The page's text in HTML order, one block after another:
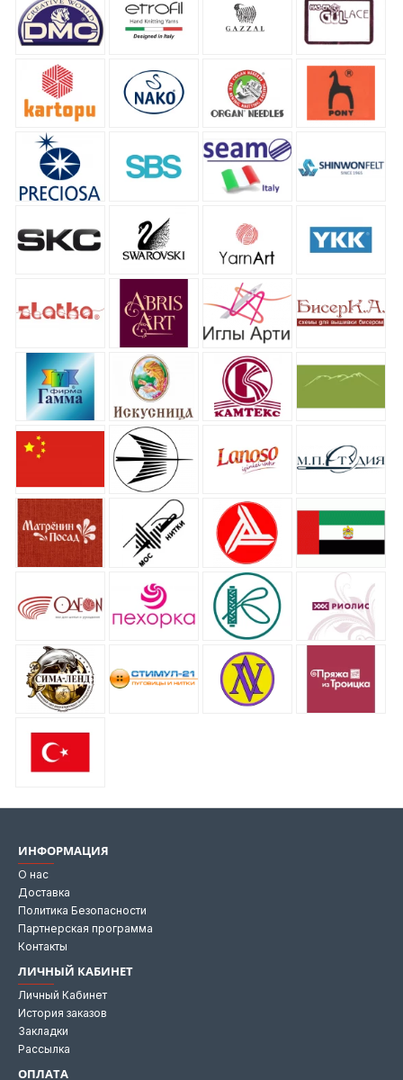
ИНФОРМАЦИЯ
О нас
Доставка
Политика Безопасности
Партнерская программа
Контакты
ЛИЧНЫЙ КАБИНЕТ
Личный Кабинет
История заказов
Закладки
Рассылка
ОПЛАТА